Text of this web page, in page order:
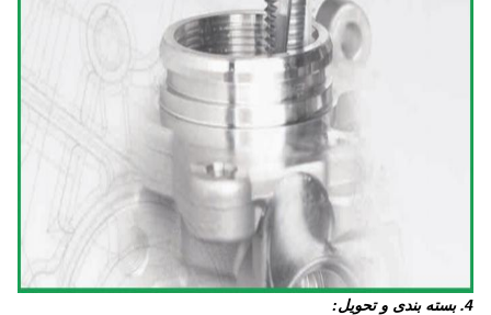
4. بسته بندی و تحویل: